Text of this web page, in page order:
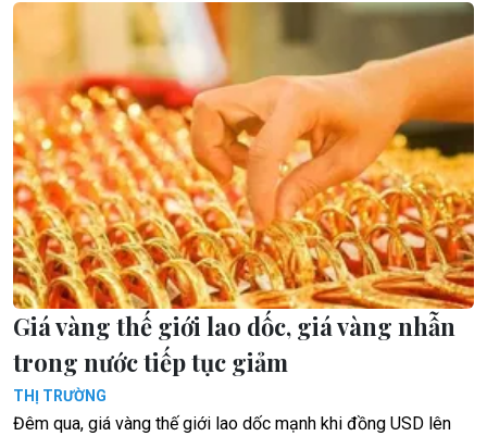
Giá vàng thế giới lao dốc, giá vàng nhẫn
trong nước tiếp tục giảm
THỊ TRƯỜNG
Đêm qua, giá vàng thế giới lao dốc mạnh khi đồng USD lên